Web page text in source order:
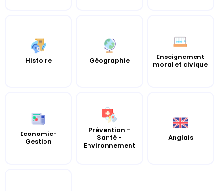
Histoire Géographie
Enseignement
moral et civique
Economie-
Gestion
Prévention -
Santé -
Environnement
Anglais